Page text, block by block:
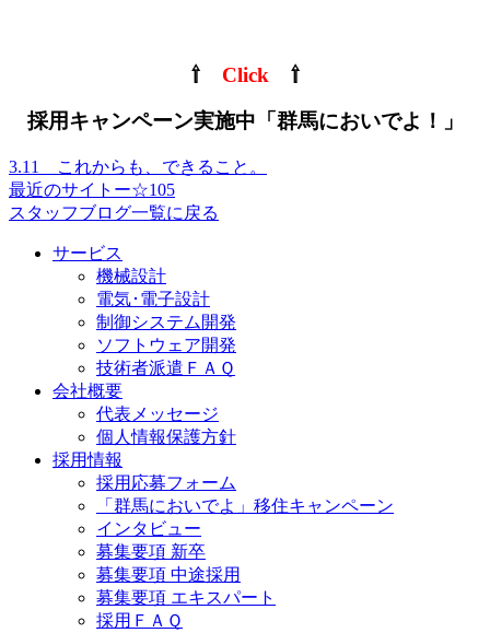
⇧ Click ⇧
採用キャンペーン実施中「群馬においでよ！」
3.11 これからも、できること。
最近のサイトー☆105
スタッフブログ一覧に戻る
サービス
機械設計
電気･電子設計
制御システム開発
ソフトウェア開発
技術者派遣ＦＡＱ
会社概要
代表メッセージ
個人情報保護方針
採用情報
採用応募フォーム
「群馬においでよ」移住キャンペーン
インタビュー
募集要項 新卒
募集要項 中途採用
募集要項 エキスパート
採用ＦＡＱ